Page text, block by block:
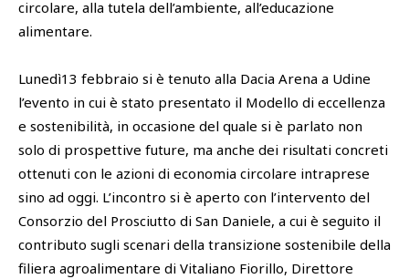
circolare, alla tutela dell’ambiente, all’educazione
alimentare.
Lunedì13 febbraio si è tenuto alla Dacia Arena a Udine
l’evento in cui è stato presentato il Modello di eccellenza
e sostenibilità, in occasione del quale si è parlato non
solo di prospettive future, ma anche dei risultati concreti
ottenuti con le azioni di economia circolare intraprese
sino ad oggi. L’incontro si è aperto con l’intervento del
Consorzio del Prosciutto di San Daniele, a cui è seguito il
contributo sugli scenari della transizione sostenibile della
filiera agroalimentare di Vitaliano Fiorillo, Direttore